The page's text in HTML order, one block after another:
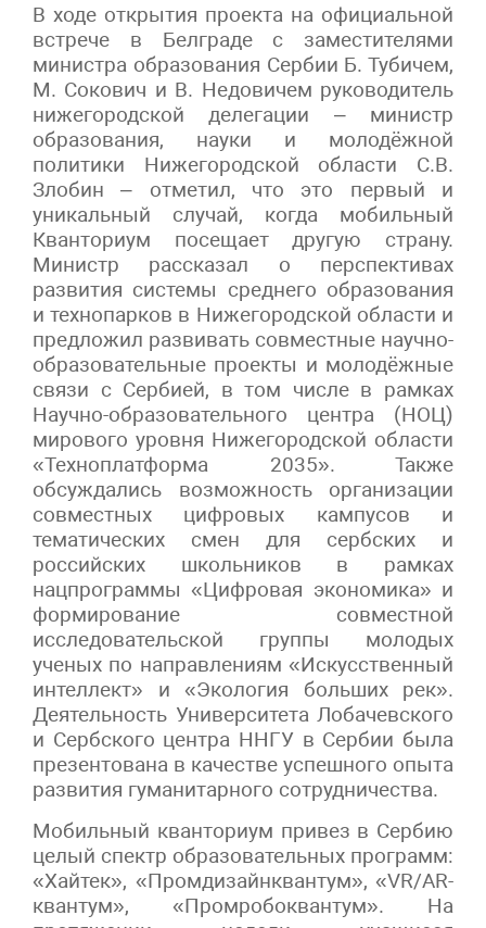
В ходе открытия проекта на официальной
встрече в Белграде с заместителями
министра образования Сербии Б. Тубичем,
М. Сокович и В. Недовичем руководитель
нижегородской делегации – министр
образования, науки и молодёжной
политики Нижегородской области С.В.
Злобин – отметил, что это первый и
уникальный случай, когда мобильный
Кванториум посещает другую страну.
Министр рассказал о перспективах
развития системы среднего образования
и технопарков в Нижегородской области и
предложил развивать совместные научно-
образовательные проекты и молодёжные
связи с Сербией, в том числе в рамках
Научно-образовательного центра (НОЦ)
мирового уровня Нижегородской области
«Техноплатформа 2035». Также
обсуждались возможность организации
совместных цифровых кампусов и
тематических смен для сербских и
российских школьников в рамках
нацпрограммы «Цифровая экономика» и
формирование совместной
исследовательской группы молодых
ученых по направлениям «Искусственный
интеллект» и «Экология больших рек».
Деятельность Университета Лобачевского
и Сербского центра ННГУ в Сербии была
презентована в качестве успешного опыта
развития гуманитарного сотрудничества.
Мобильный кванториум привез в Сербию
целый спектр образовательных программ:
«Хайтек», «Промдизайнквантум», «VR/AR-
квантум», «Промробоквантум». На